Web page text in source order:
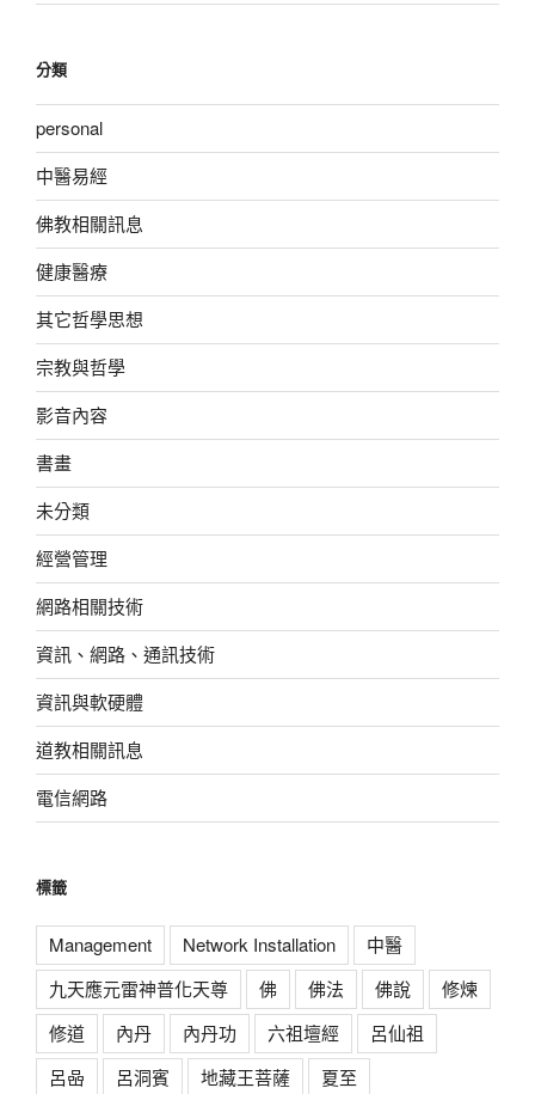
分類
personal
中醫易經
佛教相關訊息
健康醫療
其它哲學思想
宗教與哲學
影音內容
書畫
未分類
經營管理
網路相關技術
資訊、網路、通訊技術
資訊與軟硬體
道教相關訊息
電信網路
標籤
Management Network Installation
中醫
九天應元雷神普化天尊
佛 佛法 佛說
修煉
修道
內丹 內丹功 六祖壇經
呂仙祖
呂喦
呂洞賓 地藏王菩薩 夏至